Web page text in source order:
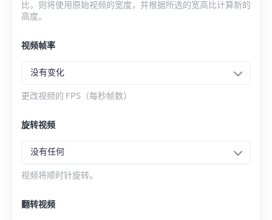
比，则将使用原始视频的宽度，并根据所选的宽高比计算新的
高度。
视频帧率
没有变化
更改视频的 FPS（每秒帧数）
旋转视频
没有任何
视频将顺时针旋转。
翻转视频